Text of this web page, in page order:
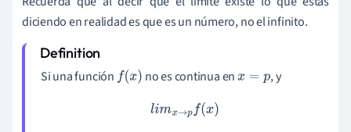
diciendo en realidad es que es un número, no el infinito.
Si una función f(x) no es continua enx= p
, y
limx→pf(x)